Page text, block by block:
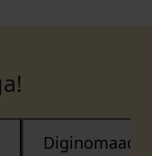
Diginomaad